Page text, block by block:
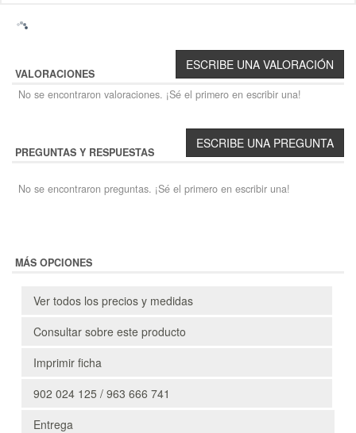
VALORACIONES
No se encontraron valoraciones. ¡Sé el primero en escribir una!
PREGUNTAS Y RESPUESTAS
No se encontraron preguntas. ¡Sé el primero en escribir una!
MÁS OPCIONES
Ver todos los precios y medidas
Consultar sobre este producto
Imprimir ficha
902 024 125 / 963 666 741
Entrega